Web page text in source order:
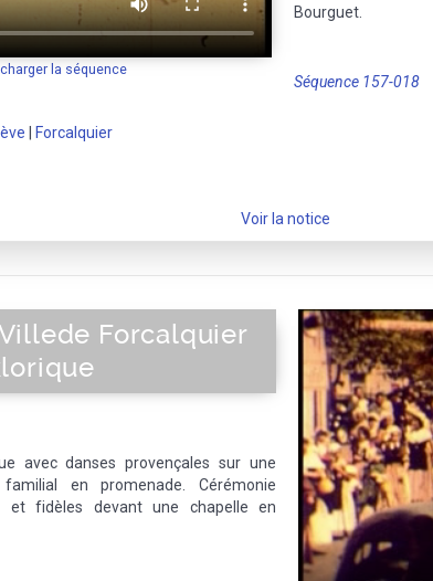
la séquence
Bourguet.
Séquence 157-018
Forcalquier
Voir la notice
Forcalquier
avec danses provençales sur une
en promenade. Cérémonie
et fidèles devant une chapelle en